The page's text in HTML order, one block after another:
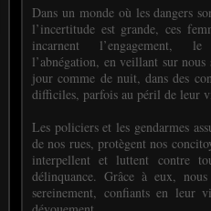
Dans un monde où les dangers
l’incertitude est grande, ces
incarnent l’engagement,
l’abnégation, en veillant sur nous
jour comme de nuit, dans des
difficiles, parfois au péril de leur
Les policiers et les gendarmes
de nos rues, protègent nos
interpellent et luttent contre
délinquance. Grâce à eux,
sereinement, confiants en leur